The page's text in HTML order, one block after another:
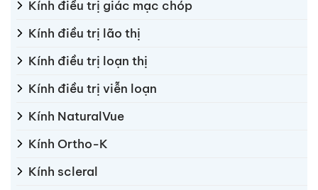
Kính điều trị giác mạc chóp
Kính điều trị lão thị
Kính điều trị loạn thị
Kính điều trị viễn loạn
Kính NaturalVue
Kính Ortho-K
Kính scleral